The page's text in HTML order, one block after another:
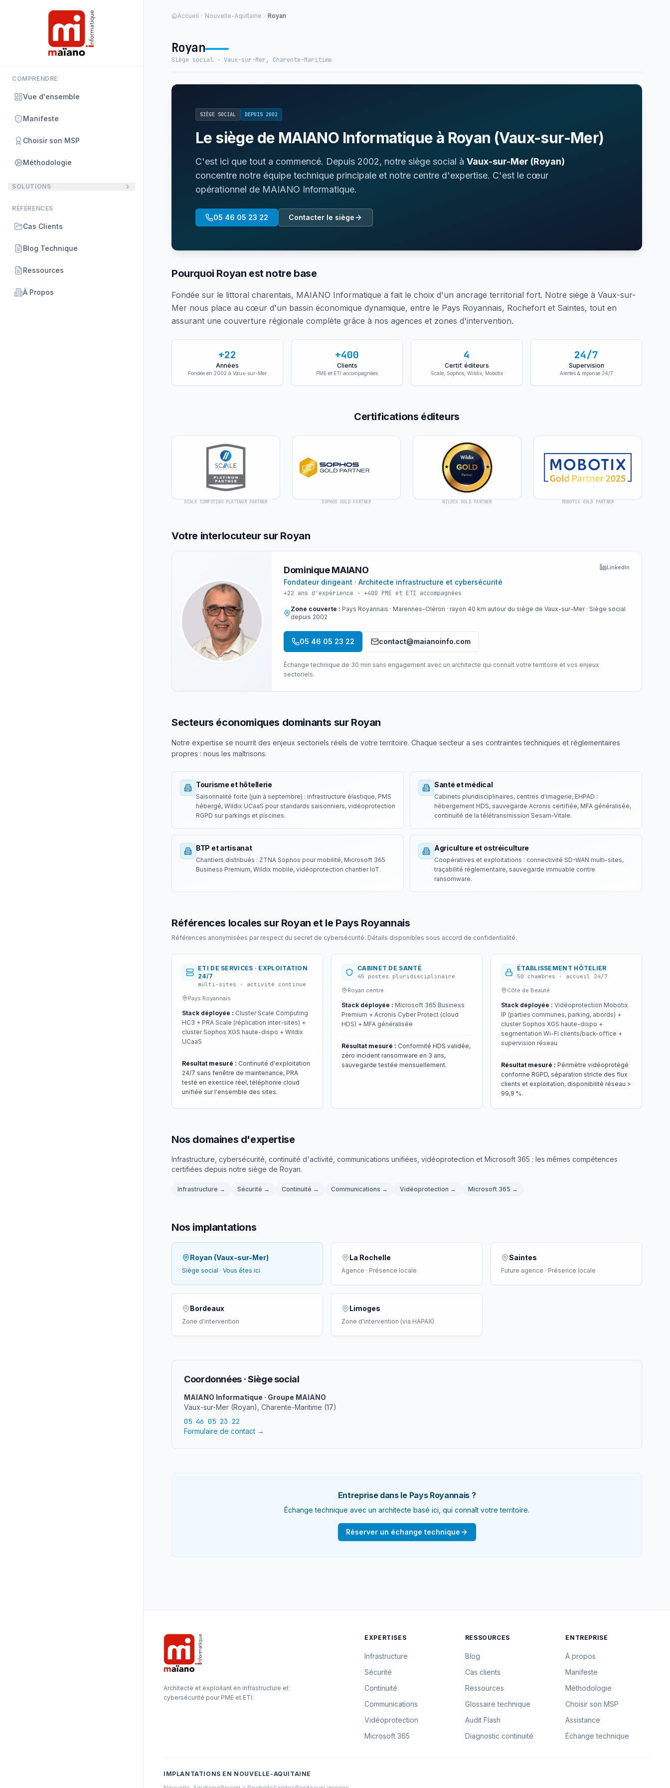
COMPRENDRE
Vue d'ensemble
Manifeste
Choisir son MSP
Méthodologie
SOLUTIONS
RÉFÉRENCES
Cas Clients
Blog Technique
Ressources
À Propos
Accueil Nouvelle-Aquitaine Royan
Royan
Siège social · Vaux-sur-Mer, Charente-Maritime
SIÈGE SOCIAL DEPUIS 2002
Le siège de MAIANO Informatique à Royan (Vaux-sur-Mer)
C'est ici que tout a commencé. Depuis 2002, notre siège social à Vaux-sur-Mer (Royan)
concentre notre équipe technique principale et notre centre d'expertise. C'est le cœur
opérationnel de MAIANO Informatique.
05 46 05 23 22 Contacter le siège
Pourquoi Royan est notre base
Fondée sur le littoral charentais, MAIANO Informatique a fait le choix d'un ancrage territorial fort. Notre siège à Vaux-sur-
Mer nous place au cœur d'un bassin économique dynamique, entre le Pays Royannais, Rochefort et Saintes, tout en
assurant une couverture régionale complète grâce à nos agences et zones d'intervention.
+22
Années
Fondée en 2002 à Vaux-sur-Mer
+400
Clients
PME et ETI accompagnées
4
Certif. éditeurs
Scale, Sophos, Wildix, Mobotix
24/7
Supervision
Alertes & réponse 24/7
Certifications éditeurs
SCALE COMPUTING PLATINUM PARTNER SOPHOS GOLD PARTNER WILDIX GOLD PARTNER MOBOTIX GOLD PARTNER
Votre interlocuteur sur Royan
Dominique MAIANO
Fondateur dirigeant · Architecte infrastructure et cybersécurité
+22 ans d'expérience · +400 PME et ETI accompagnées
LinkedIn
Zone couverte : Pays Royannais · Marennes-Oléron · rayon 40 km autour du siège de Vaux-sur-Mer· Siège social
depuis 2002
05 46 05 23 22 contact@maianoinfo.com
Échange technique de 30 min sans engagement avec un architecte qui connaît votre territoire et vos enjeux
sectoriels.
Secteurs économiques dominants sur Royan
Notre expertise se nourrit des enjeux sectoriels réels de votre territoire. Chaque secteur a ses contraintes techniques et réglementaires
propres : nous les maîtrisons.
Tourisme et hôtellerie
Saisonnalité forte (juin à septembre) : infrastructure élastique, PMS
hébergé, Wildix UCaaS pour standards saisonniers, vidéoprotection
RGPD sur parkings et piscines.
Santé et médical
Cabinets pluridisciplinaires, centres d'imagerie, EHPAD :
hébergement HDS, sauvegarde Acronis certifiée, MFA généralisée,
continuité de la télétransmission Sesam-Vitale.
BTP et artisanat
Chantiers distribués : ZTNA Sophos pour mobilité, Microsoft 365
Business Premium, Wildix mobile, vidéoprotection chantier IoT.
Agriculture et ostréiculture
Coopératives et exploitations : connectivité SD-WAN multi-sites,
traçabilité réglementaire, sauvegarde immuable contre
ransomware.
Références locales sur Royan et le Pays Royannais
Références anonymisées par respect du secret de cybersécurité. Détails disponibles sous accord de confidentialité.
ETI DE SERVICES · EXPLOITATION
24/7
multi-sites · activité continue
Pays Royannais
Stack déployée : Cluster Scale Computing
HC3 + PRA Scale (réplication inter-sites) +
cluster Sophos XGS haute-dispo + Wildix
UCaaS
Résultat mesuré : Continuité d'exploitation
24/7 sans fenêtre de maintenance, PRA
testé en exercice réel, téléphonie cloud
unifiée sur l'ensemble des sites.
CABINET DE SANTÉ
45 postes pluridisciplinaire
Royan centre
Stack déployée : Microsoft 365 Business
Premium + Acronis Cyber Protect (cloud
HDS) + MFA généralisée
Résultat mesuré : Conformité HDS validée,
zéro incident ransomware en 3 ans,
sauvegarde testée mensuellement.
ÉTABLISSEMENT HÔTELIER
50 chambres · accueil 24/7
Côte de Beauté
Stack déployée : Vidéoprotection Mobotix
IP (parties communes, parking, abords) +
cluster Sophos XGS haute-dispo +
segmentation Wi-Fi clients/back-office +
supervision réseau
Résultat mesuré : Périmètre vidéoprotégé
conforme RGPD, séparation stricte des flux
clients et exploitation, disponibilité réseau >
99,9 %.
Nos domaines d'expertise
Infrastructure, cybersécurité, continuité d'activité, communications unifiées, vidéoprotection et Microsoft 365 : les mêmes compétences
certifiées depuis notre siège de Royan.
Infrastructure → Sécurité → Continuité → Communications → Vidéoprotection → Microsoft 365 →
Nos implantations
Royan (Vaux-sur-Mer)
Siège social · Vous êtes ici
La Rochelle
Agence · Présence locale
Saintes
Future agence · Présence locale
Bordeaux
Zone d'intervention
Limoges
Zone d'intervention (via HAPAX)
Coordonnées · Siège social
MAIANO Informatique · Groupe MAIANO
Vaux-sur-Mer (Royan), Charente-Maritime (17)
05 46 05 23 22
Formulaire de contact →
Entreprise dans le Pays Royannais ?
Échange technique avec un architecte basé ici, qui connaît votre territoire.
Réserver un échange technique
Architecte et exploitant en infrastructure et
cybersécurité pour PME et ETI.
EXPERTISES
Infrastructure
Sécurité
Continuité
Communications
Vidéoprotection
Microsoft 365
RESSOURCES
Blog
Cas clients
Ressources
Glossaire technique
Audit Flash
Diagnostic continuité
ENTREPRISE
À propos
Manifeste
Méthodologie
Choisir son MSP
Assistance
Échange technique
IMPLANTATIONS EN NOUVELLE-AQUITAINE